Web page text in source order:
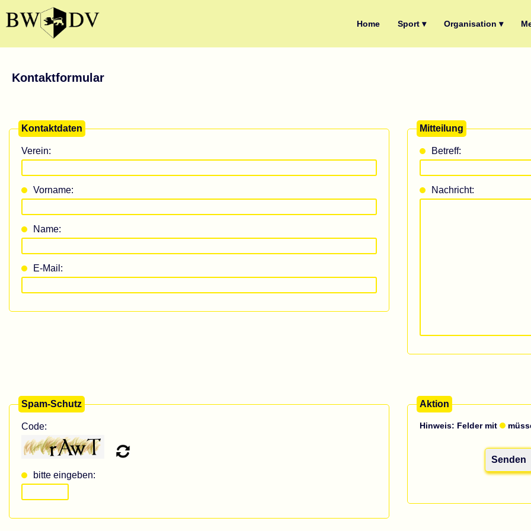
Home Sport ▾ Organisation ▾
Kontaktformular
Kontaktdaten
Verein:
Vorname:
Name:
E-Mail:
Mitteilung
Betreff:
Nachricht:
Spam-Schutz
Code:
bitte eingeben:
Aktion
Hinweis: Felder mit
Senden